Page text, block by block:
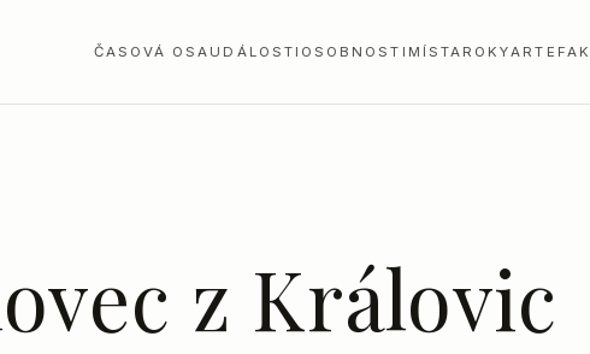
ČASOVÁ OSA UDÁLOSTI OSOBNOSTI MÍSTA ROKY
z Královic